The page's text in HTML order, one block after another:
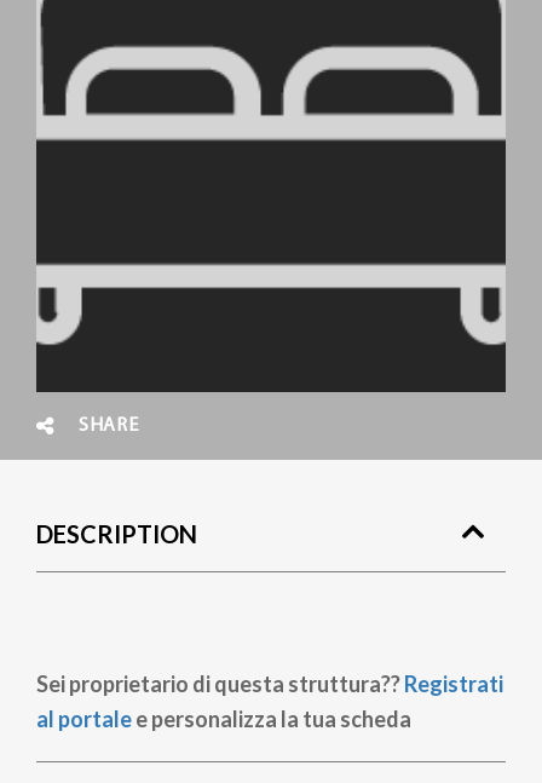
SHARE
DESCRIPTION
Sei proprietario di questa struttura??Registrati
al portalee personalizza la tua scheda